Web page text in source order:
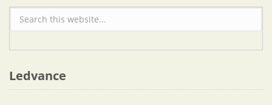
Formulario de búsqueda
Ledvance